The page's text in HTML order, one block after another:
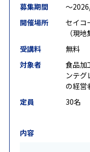
募集期間
〜
開催場所
セイコ
（現
受講料
無料
対象者
食品加
ンテ
の経営
定員
30名
内容